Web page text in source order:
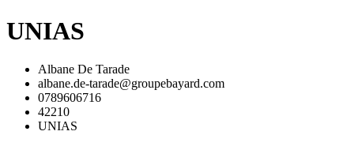
UNIAS
Albane De Tarade
albane.de-tarade@groupebayard.com
0789606716
42210
UNIAS